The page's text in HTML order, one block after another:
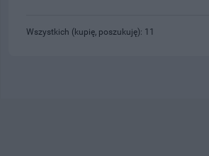
Wszystkich (kupię, poszukuję): 11